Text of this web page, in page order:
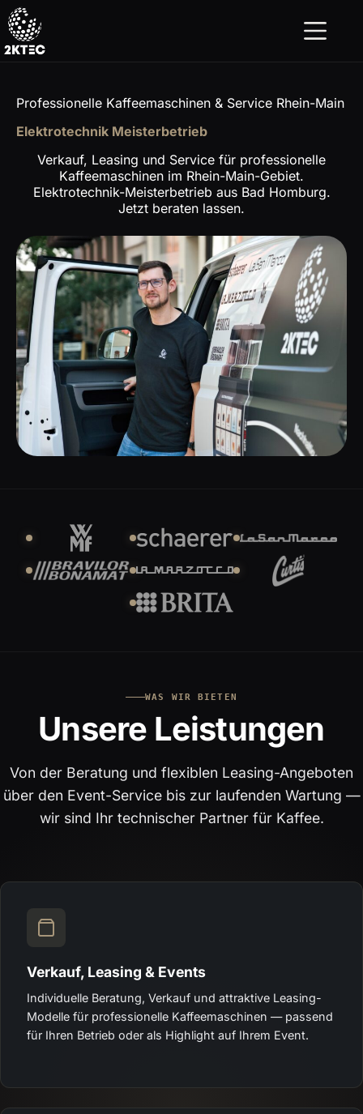
Zum
Inhalt
springen
Professionelle Kaffeemaschinen & Service Rhein-Main
Elektrotechnik Meisterbetrieb
Verkauf, Leasing und Service für professionelle
Kaffeemaschinen im Rhein-Main-Gebiet.
Elektrotechnik-Meisterbetrieb aus Bad Homburg.
Jetzt beraten lassen.
WAS WIR BIETEN
Unsere Leistungen
Von der Beratung und flexiblen Leasing-Angeboten
über den Event-Service bis zur laufenden Wartung —
wir sind Ihr technischer Partner für Kaffee.
Verkauf, Leasing & Events
Individuelle Beratung, Verkauf und attraktive Leasing-
Modelle für professionelle Kaffeemaschinen — passend
für Ihren Betrieb oder als Highlight auf Ihrem Event.